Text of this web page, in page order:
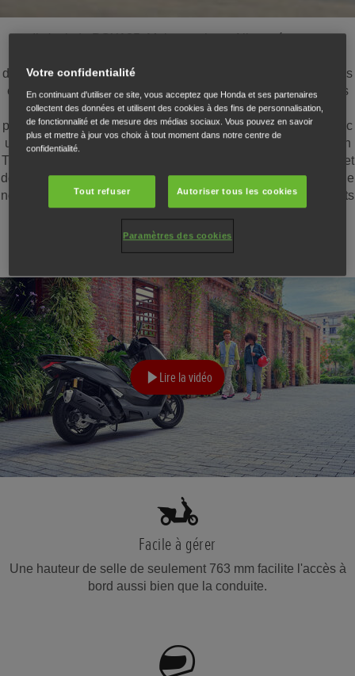
d'accélérations progressives tout en affichant de remarquables
économies de carburant. Un style modernisé avec des lignes
futuristes, une protection accrue contre le vent ainsi qu'une
puissance de freinage renforcée par un disque à l'arrière. Avec
une dotation enrichie, le nouveau PCX125 DX reçoit un écran
TFT 5 pouces, la connectivité smartphone Honda RoadSync et
des commandes intuitives au guidon. Il profite également d’une
nouvelle suspension arrière à réservoir séparé, pour des trajets
encore plus agréables en ville.
Lire la vidéo
Facile à gérer
Une hauteur de selle de seulement 763 mm facilite l'accès à
bord aussi bien que la conduite.
Votre confidentialité
En continuant d'utiliser ce site, vous acceptez que Honda et ses partenaires
collectent des données et utilisent des cookies à des fins de personnalisation,
de fonctionnalité et de mesure des médias sociaux. Vous pouvez en savoir
plus et mettre à jour vos choix à tout moment dans notre centre de
confidentialité.
Tout refuser Autoriser tous les cookies
Paramètres des cookies